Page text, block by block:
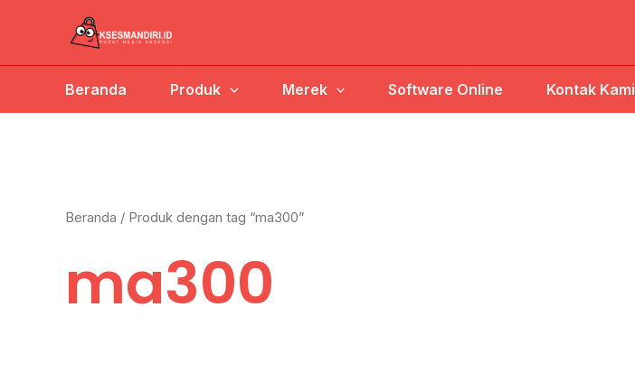
Beranda Produk Merek Software Online Kontak Kami
Beranda / Produk dengan tag “ma300”
ma300